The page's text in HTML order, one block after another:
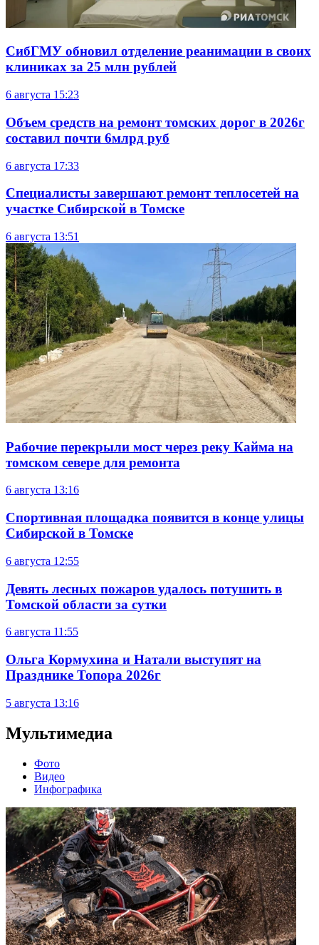
СибГМУ обновил отделение реанимации в своих
клиниках за 25 млн рублей
6 августа 15:23
Объем средств на ремонт томских дорог в 2026г
составил почти 6млрд руб
6 августа 17:33
Специалисты завершают ремонт теплосетей на
участке Сибирской в Томске
6 августа 13:51
Рабочие перекрыли мост через реку Кайма на
томском севере для ремонта
6 августа 13:16
Спортивная площадка появится в конце улицы
Сибирской в Томске
6 августа 12:55
Девять лесных пожаров удалось потушить в
Томской области за сутки
6 августа 11:55
Ольга Кормухина и Натали выступят на
Празднике Топора 2026г
5 августа 13:16
Мультимедиа
Фото
Видео
Инфографика